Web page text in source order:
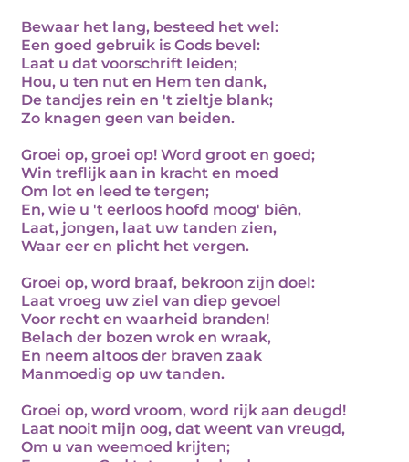
Bewaar het lang, besteed het wel:
Een goed gebruik is Gods bevel:
Laat u dat voorschrift leiden;
Hou, u ten nut en Hem ten dank,
De tandjes rein en 't zieltje blank;
Zo knagen geen van beiden.
Groei op, groei op! Word groot en goed;
Win treflijk aan in kracht en moed
Om lot en leed te tergen;
En, wie u 't eerloos hoofd moog' biên,
Laat, jongen, laat uw tanden zien,
Waar eer en plicht het vergen.
Groei op, word braaf, bekroon zijn doel:
Laat vroeg uw ziel van diep gevoel
Voor recht en waarheid branden!
Belach der bozen wrok en wraak,
En neem altoos der braven zaak
Manmoedig op uw tanden.
Groei op, word vroom, word rijk aan deugd!
Laat nooit mijn oog, dat weent van vreugd,
Om u van weemoed krijten;